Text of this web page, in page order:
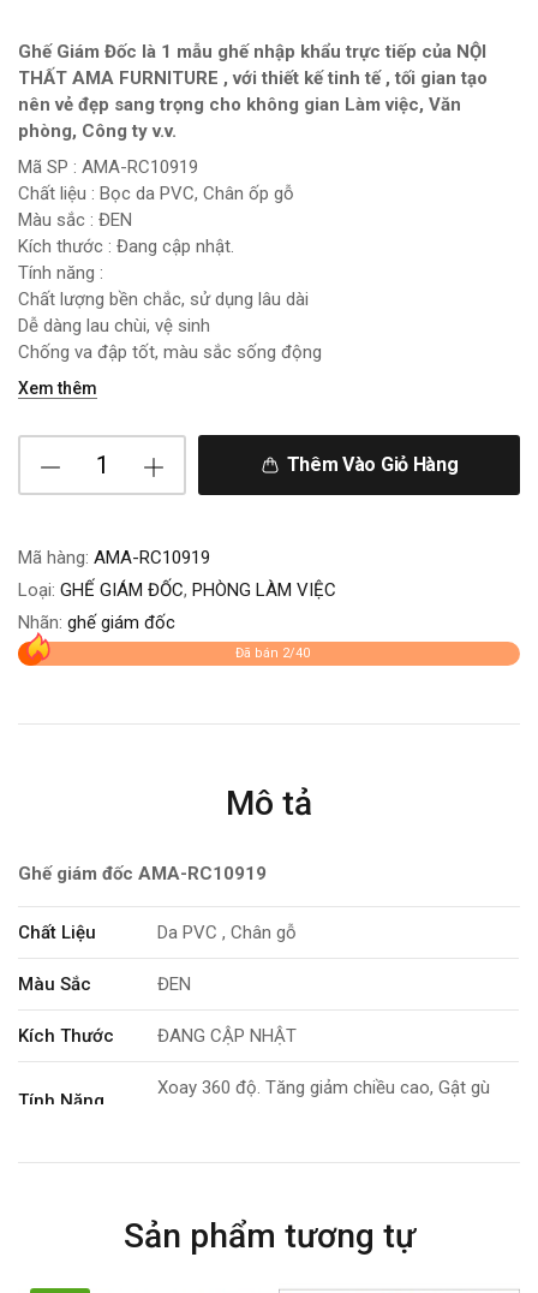
Ghế Giám Đốc là 1 mẫu ghế nhập khẩu trực tiếp của NỘI
THẤT AMA FURNITURE , với thiết kế tinh tế , tối gian tạo
nên vẻ đẹp sang trọng cho không gian Làm việc, Văn
phòng, Công ty v.v.
Mã SP : AMA-RC10919
Chất liệu : Bọc da PVC, Chân ốp gỗ
Màu sắc : ĐEN
Kích thước : Đang cập nhật.
Tính năng :
Chất lượng bền chắc, sử dụng lâu dài
Dễ dàng lau chùi, vệ sinh
Chống va đập tốt, màu sắc sống động
Xem thêm
Thêm Vào Giỏ Hàng
Mã hàng: AMA-RC10919
Loại: GHẾ GIÁM ĐỐC, PHÒNG LÀM VIỆC
Nhãn: ghế giám đốc
Đã bán 2/40
Mô tả
Ghế giám đốc AMA-RC10919
Chất Liệu Da PVC , Chân gỗ
Màu Sắc ĐEN
Kích Thước ĐANG CẬP NHẬT
Tính Năng
Xoay 360 độ. Tăng giảm chiều cao, Gật gù
Bảo Hành 12 tháng
Sản phẩm tương tự